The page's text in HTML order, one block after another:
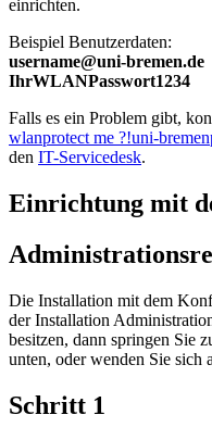
einrichten.
Beispiel Benutzerdaten:
username@uni-bremen.de
IhrWLANPasswort1234
Falls es ein Problem gibt,
wlanprotect me ?!uni-bremen
den IT-Servicedesk.
Einrichtung mit
Die Installation mit dem
der Installation
besitzen, dann springen Sie
unten, oder wenden Sie sich
Schritt 1